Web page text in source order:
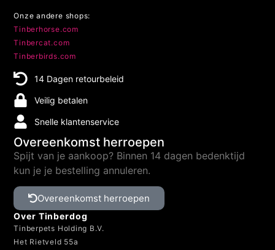
Onze andere shops:
Tinberhorse.com
Tinbercat.com
Tinberbirds.com
14 Dagen retourbeleid
Veilig betalen
Snelle klantenservice
Overeenkomst herroepen
Spijt van je aankoop? Binnen 14 dagen bedenktijd
kun je je bestelling annuleren.
Overeenkomst herroepen
Over Tinberdog
Tinberpets Holding B.V.
Het Rietveld 55a